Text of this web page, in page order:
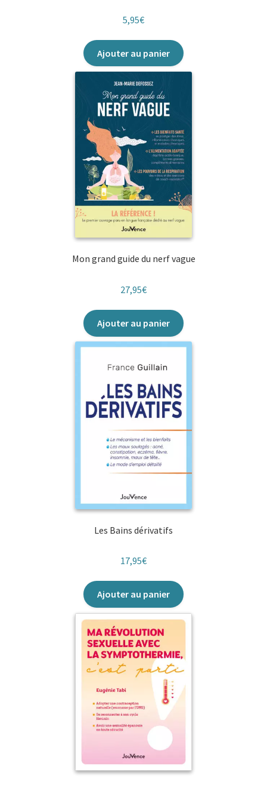
5,95€
Ajouter au panier
Mon grand guide du nerf vague
27,95€
Ajouter au panier
Les Bains dérivatifs
17,95€
Ajouter au panier